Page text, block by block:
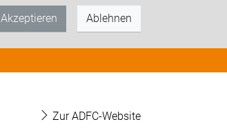
Akzeptieren Ablehnen
Zur ADFC-Website